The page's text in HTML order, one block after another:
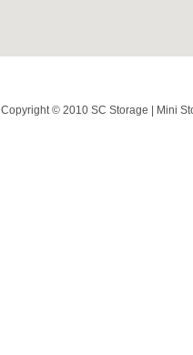
Copyright © 2010 SC Storage | Mini